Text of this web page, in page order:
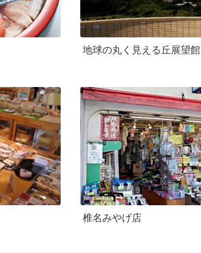
地球の丸く見える丘展望館
椎名みやげ店